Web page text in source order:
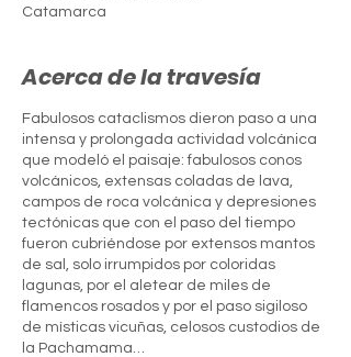
Catamarca
Acerca de la travesía
Fabulosos cataclismos dieron paso a una
intensa y prolongada actividad volcánica
que modeló el paisaje: fabulosos conos
volcánicos, extensas coladas de lava,
campos de roca volcánica y depresiones
tectónicas que con el paso del tiempo
fueron cubriéndose por extensos mantos
de sal, solo irrumpidos por coloridas
lagunas, por el aletear de miles de
flamencos rosados y por el paso sigiloso
de místicas vicuñas, celosos custodios de
la Pachamama…